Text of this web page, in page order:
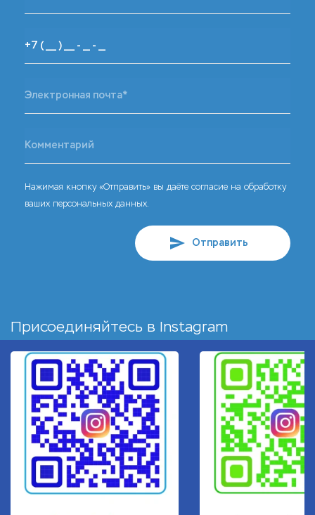
Нажимая кнопку «Отправить» вы даёте согласие на обработку
ваших персональных данных.
Отправить
Присоединяйтесь в Instagram